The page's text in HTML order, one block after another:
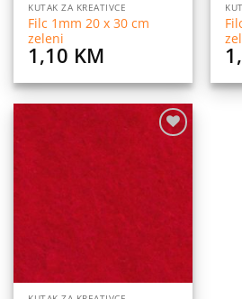
KUTAK ZA KREATIVCE
Filc 1mm 20 x 30 cm
zeleni
1,10 KM